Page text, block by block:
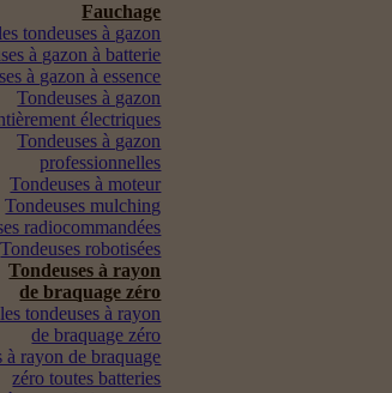
Fauchage
tondeuses à gazon
à gazon à batterie
à gazon à essence
Tondeuses à gazon
électriques
Tondeuses à gazon
professionnelles
Tondeuses à moteur
Tondeuses mulching
radiocommandées
Tondeuses robotisées
Tondeuses à rayon
de braquage zéro
tondeuses à rayon
de braquage zéro
à rayon de braquage
zéro toutes batteries